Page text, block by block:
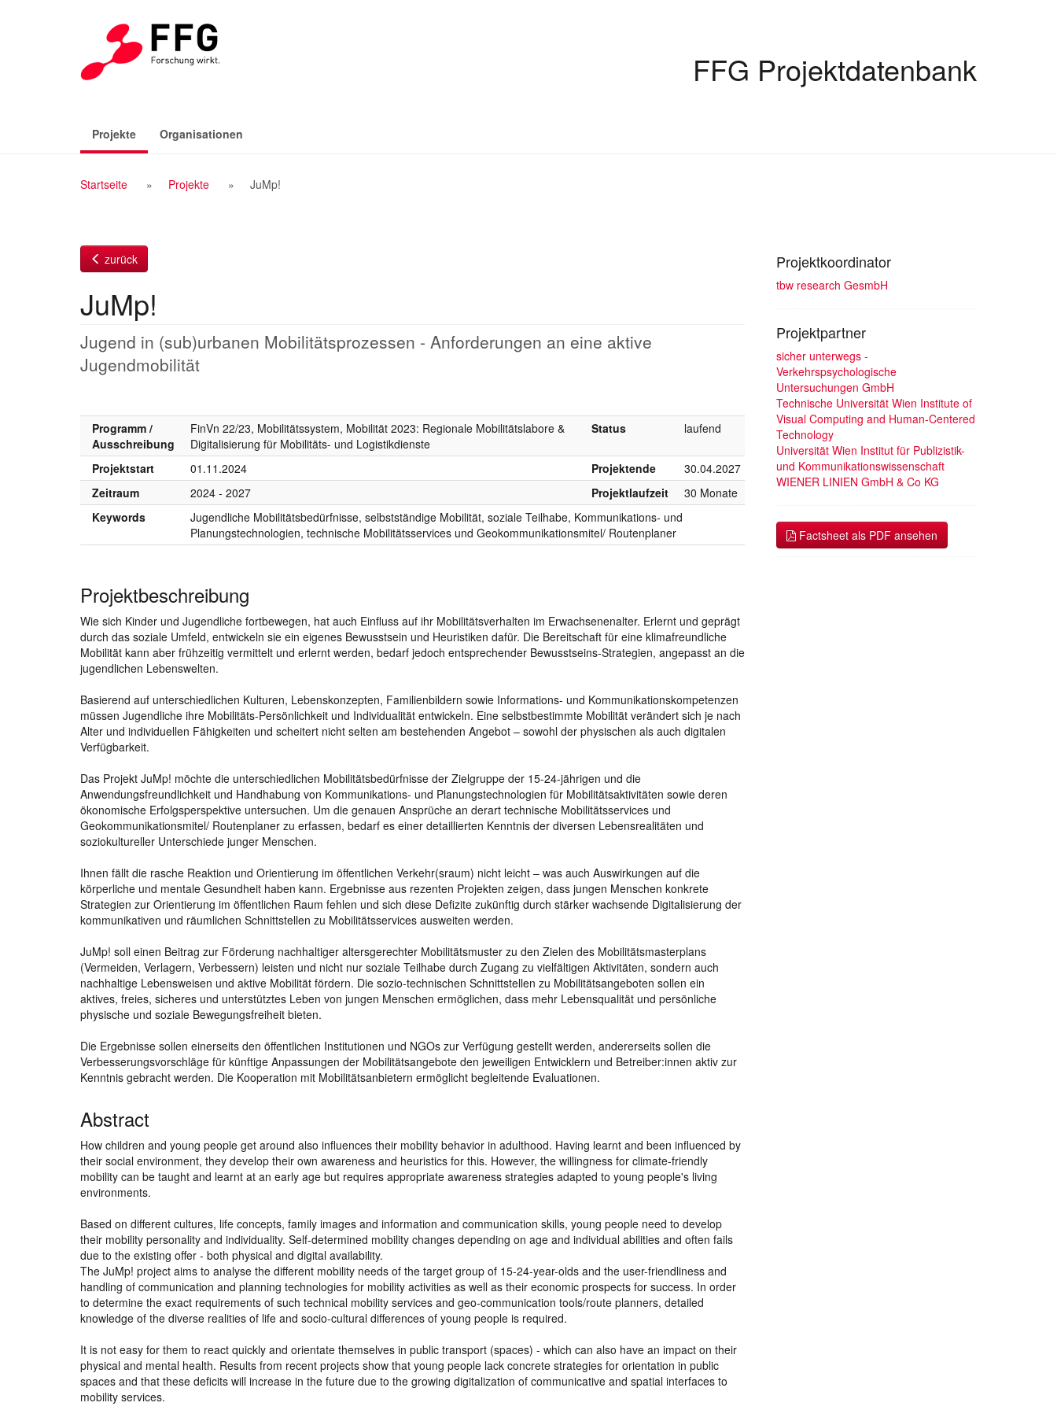
FFG Projektdatenbank
Projekte(aktiv)Organisationen
Breadcrumb
Startseite Projekte JuMp!
zurück
JuMp!
Jugend in (sub)urbanen Mobilitätsprozessen - Anforderungen an eine aktive
Jugendmobilität
Programm /
Ausschreibung
FinVn 22/23, Mobilitätssystem, Mobilität 2023: Regionale Mobilitätslabore &
Digitalisierung für Mobilitäts- und Logistikdienste
Status laufend
Projektstart 01.11.2024 Projektende
30.04.2027
Zeitraum
2024 - 2027 Projektlaufzeit
30 Monate
Keywords
Jugendliche Mobilitätsbedürfnisse, selbstständige Mobilität, soziale Teilhabe, Kommunikations- und
Planungstechnologien, technische Mobilitätsservices und Geokommunikationsmitel/ Routenplaner
Projektbeschreibung
Wie sich Kinder und Jugendliche fortbewegen, hat auch Einfluss auf ihr Mobilitätsverhalten im Erwachsenenalter. Erlernt und geprägt
durch das soziale Umfeld, entwickeln sie ein eigenes Bewusstsein und Heuristiken dafür. Die Bereitschaft für eine klimafreundliche
Mobilität kann aber frühzeitig vermittelt und erlernt werden, bedarf jedoch entsprechender Bewusstseins-Strategien, angepasst an die
jugendlichen Lebenswelten.
Basierend auf unterschiedlichen Kulturen, Lebenskonzepten, Familienbildern sowie Informations- und Kommunikationskompetenzen
müssen Jugendliche ihre Mobilitäts-Persönlichkeit und Individualität entwickeln. Eine selbstbestimmte Mobilität verändert sich je nach
Alter und individuellen Fähigkeiten und scheitert nicht selten am bestehenden Angebot – sowohl der physischen als auch digitalen
Verfügbarkeit.
Das Projekt JuMp! möchte die unterschiedlichen Mobilitätsbedürfnisse der Zielgruppe der 15-24-jährigen und die
Anwendungsfreundlichkeit und Handhabung von Kommunikations- und Planungstechnologien für Mobilitätsaktivitäten sowie deren
ökonomische Erfolgsperspektive untersuchen. Um die genauen Ansprüche an derart technische Mobilitätsservices und
Geokommunikationsmitel/ Routenplaner zu erfassen, bedarf es einer detaillierten Kenntnis der diversen Lebensrealitäten und
soziokultureller Unterschiede junger Menschen.
Ihnen fällt die rasche Reaktion und Orientierung im öffentlichen Verkehr(sraum) nicht leicht – was auch Auswirkungen auf die
körperliche und mentale Gesundheit haben kann. Ergebnisse aus rezenten Projekten zeigen, dass jungen Menschen konkrete
Strategien zur Orientierung im öffentlichen Raum fehlen und sich diese Defizite zukünftig durch stärker wachsende Digitalisierung der
kommunikativen und räumlichen Schnittstellen zu Mobilitätsservices ausweiten werden.
JuMp! soll einen Beitrag zur Förderung nachhaltiger altersgerechter Mobilitätsmuster zu den Zielen des Mobilitätsmasterplans
(Vermeiden, Verlagern, Verbessern) leisten und nicht nur soziale Teilhabe durch Zugang zu vielfältigen Aktivitäten, sondern auch
nachhaltige Lebensweisen und aktive Mobilität fördern. Die sozio-technischen Schnittstellen zu Mobilitätsangeboten sollen ein
aktives, freies, sicheres und unterstütztes Leben von jungen Menschen ermöglichen, dass mehr Lebensqualität und persönliche
physische und soziale Bewegungsfreiheit bieten.
Die Ergebnisse sollen einerseits den öffentlichen Institutionen und NGOs zur Verfügung gestellt werden, andererseits sollen die
Verbesserungsvorschläge für künftige Anpassungen der Mobilitätsangebote den jeweiligen Entwicklern und Betreiber:innen aktiv zur
Kenntnis gebracht werden. Die Kooperation mit Mobilitätsanbietern ermöglicht begleitende Evaluationen.
Abstract
How children and young people get around also influences their mobility behavior in adulthood. Having learnt and been influenced by
their social environment, they develop their own awareness and heuristics for this. However, the willingness for climate-friendly
mobility can be taught and learnt at an early age but requires appropriate awareness strategies adapted to young people's living
environments.
Based on different cultures, life concepts, family images and information and communication skills, young people need to develop
their mobility personality and individuality. Self-determined mobility changes depending on age and individual abilities and often fails
due to the existing offer - both physical and digital availability.
The JuMp! project aims to analyse the different mobility needs of the target group of 15-24-year-olds and the user-friendliness and
handling of communication and planning technologies for mobility activities as well as their economic prospects for success. In order
to determine the exact requirements of such technical mobility services and geo-communication tools/route planners, detailed
knowledge of the diverse realities of life and socio-cultural differences of young people is required.
It is not easy for them to react quickly and orientate themselves in public transport (spaces) - which can also have an impact on their
physical and mental health. Results from recent projects show that young people lack concrete strategies for orientation in public
spaces and that these deficits will increase in the future due to the growing digitalization of communicative and spatial interfaces to
mobility services.
Projektkoordinator
tbw research GesmbH
Projektpartner
sicher unterwegs -
Verkehrspsychologische
Untersuchungen GmbH
Technische Universität Wien Institute of
Visual Computing and Human-Centered
Technology
Universität Wien Institut für Publizistik-
und Kommunikationswissenschaft
WIENER LINIEN GmbH & Co KG
Factsheet als PDF ansehen